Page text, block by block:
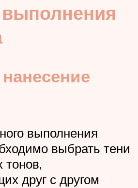
выполнения
выполнения
выбрать тени
тонов,
друг с другом